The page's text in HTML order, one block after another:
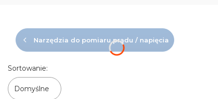
Narzędzia do pomiaru prądu / napięcia
Lista produktów
Sortowanie:
Domyślne